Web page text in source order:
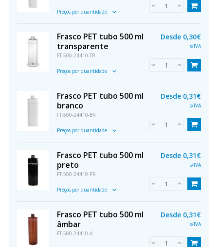
Preços por quantidade
Frasco PET tubo 500 ml
transparente
FT-500-24410-TR
Preços por quantidade
Desde 0,30€
s/IVA
Frasco PET tubo 500 ml
branco
FT-500-24410-BR
Preços por quantidade
Desde 0,31€
s/IVA
Frasco PET tubo 500 ml
preto
FT-500-24410-PR
Preços por quantidade
Desde 0,31€
s/IVA
Frasco PET tubo 500 ml
âmbar
FT-500-24410-A
Desde 0,31€
s/IVA